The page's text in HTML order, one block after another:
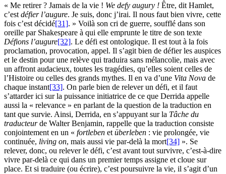
« Me retirer ? Jamais de la vie ! We defy augury ! Être, dit Hamlet,
c’est défier l’augure. Je suis, donc j’irai. Il nous faut bien vivre, cette
fois c’est décidé[31]. » Voilà son cri de guerre, soufflé dans son
oreille par Shakespeare à qui elle emprunte le titre de son texte
Défions l’augure[32]. Le défi est ontologique. Il est tout à la fois
proclamation, provocation, appel. Il s’agit bien de défier les auspices
et le destin pour une relève qui traduira sans mélancolie, mais avec
un affront audacieux, toutes les tragédies, qu’elles soient celles de
l’Histoire ou celles des grands mythes. Il en va d’une Vita Nova de
chaque instant[33]. On parle bien de relever un défi, et il faut
s’attarder ici sur la puissance initiatrice de ce que Derrida appelle
aussi la « relevance » en parlant de la question de la traduction en
tant que survie. Ainsi, Derrida, en s’appuyant sur la Tâche du
traducteurde Walter Benjamin, rappelle que la traduction consiste
conjointement en un « fortleben et überleben : vie prolongée, vie
continuée, living on, mais aussi vie par-delà la mort[34] ». Se
relever, donc, ou relever le défi, c’est avant tout survivre, c’est-à-dire
vivre par-delà ce qui dans un premier temps assigne et cloue sur
place. Et si traduire (ou écrire), c’est poursuivre la vie, il s’agit d’un